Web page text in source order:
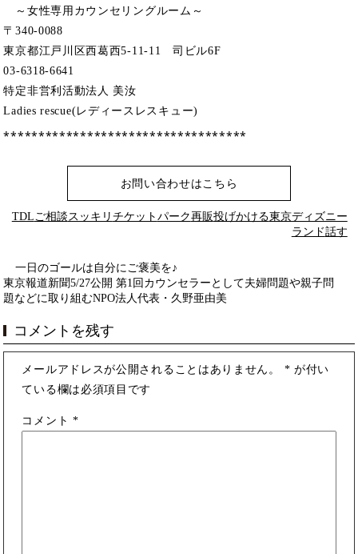
～女性専用カウンセリングルーム～
〒340-0088
東京都江戸川区西葛西5-11-11 司ビル6F
03-6318-6641
特定非営利活動法人 美汝
Ladies rescue(レディースレスキュー)
⁎⁎⁎⁎⁎⁎⁎⁎⁎⁎⁎⁎⁎⁎⁎⁎⁎⁎⁎⁎⁎⁎⁎⁎⁎⁎⁎⁎⁎⁎⁎⁎⁎⁎⁎
お問い合わせはこちら
TDL ご相談 スッキリ チケット パーク再販投げかける東京ディズニー
ランド話す
一日のゴールは自分にご褒美を♪
東京報道新聞5/27公開 第1回カウンセラーとして夫婦問題や親子問
題などに取り組むNPO法人代表・久野亜由美
コメントを残す
メールアドレスが公開されることはありません。 * が付い
ている欄は必須項目です
コメント *